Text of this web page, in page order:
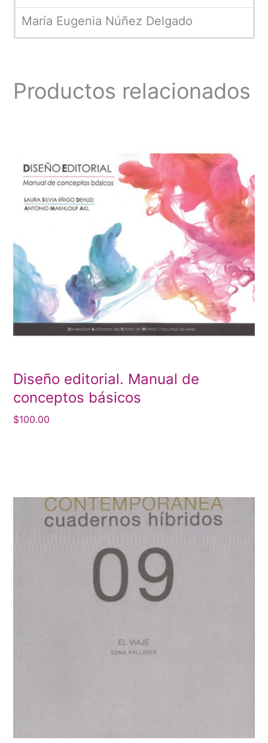
María Eugenia Núñez Delgado
Productos relacionados
Diseño editorial. Manual de
conceptos básicos
$100.00